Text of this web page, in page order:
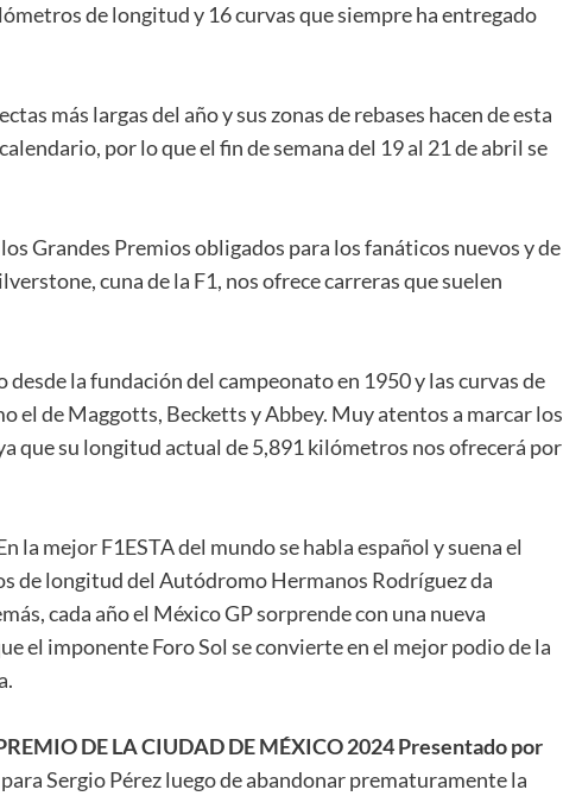
de longitud y 16 curvas que siempre ha entregado
más largas del año y sus zonas de rebases hacen de esta
por lo que el fin de semana del 19 al 21 de abril se
Grandes Premios obligados para los fanáticos nuevos y de
cuna de la F1, nos ofrece carreras que suelen
la fundación del campeonato en 1950 y las curvas de
el de Maggotts, Becketts y Abbey. Muy atentos a marcar los
que su longitud actual de 5,891 kilómetros nos ofrecerá por
la mejor F1ESTA del mundo se habla español y suena el
de longitud del Autódromo Hermanos Rodríguez da
cada año el México GP sorprende con una nueva
el imponente Foro Sol se convierte en el mejor podio de la
DE LA CIUDAD DE MÉXICO 2024 Presentado por
Sergio Pérez luego de abandonar prematuramente la